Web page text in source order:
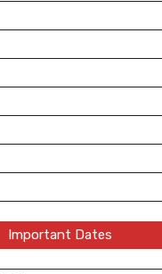
Important Dates